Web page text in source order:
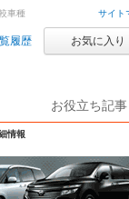
サイト
履歴 お気に入り
お役立ち記事
情報
車種